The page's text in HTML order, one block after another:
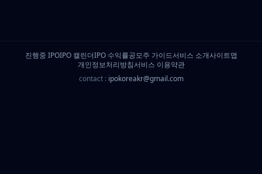
진행중 IPOIPO 캘린더IPO 수익률공모주 가이드서비스 소개사이트맵
개인정보처리방침서비스 이용약관
contact : ipokoreakr@gmail.com